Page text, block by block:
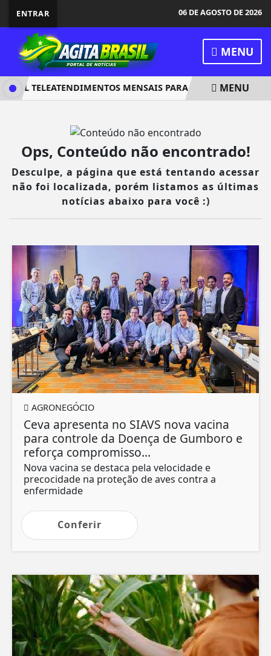
ENTRAR 06 DE AGOSTO DE 2026
MENU
MIL TELEATENDIMENTOS MENSAIS PARA VÍCIO EM BETS
MENU
Ops, Conteúdo não encontrado!
Desculpe, a página que está tentando acessar
não foi localizada, porém listamos as últimas
notícias abaixo para você :)
AGRONEGÓCIO
Ceva apresenta no SIAVS nova vacina
para controle da Doença de Gumboro e
reforça compromisso...
Nova vacina se destaca pela velocidade e
precocidade na proteção de aves contra a
enfermidade
Conferir